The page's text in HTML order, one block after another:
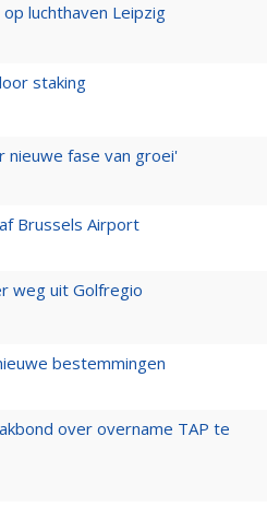
luchthaven Leipzig
staking
nieuwe fase van groei'
Brussels Airport
weg uit Golfregio
bestemmingen
over overname TAP te